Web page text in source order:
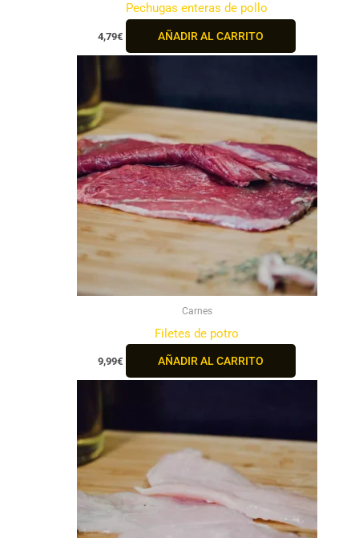
Pechugas enteras de pollo
4,79€ AÑADIR AL CARRITO
Carnes
Filetes de potro
9,99€ AÑADIR AL CARRITO